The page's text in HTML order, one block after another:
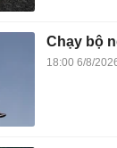
Chạy bộ
18:00 6/8/